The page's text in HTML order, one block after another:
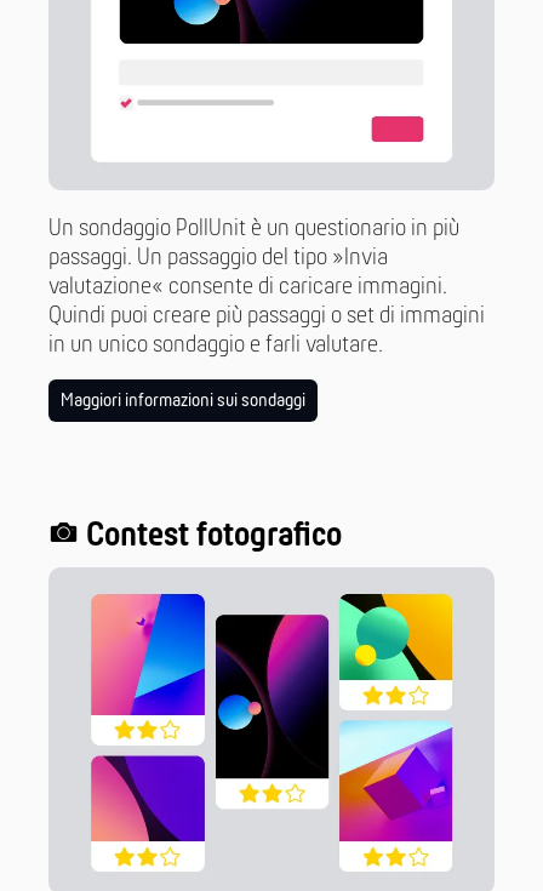
Un sondaggio PollUnit è un questionario in più
passaggi. Un passaggio del tipo »Invia
valutazione« consente di caricare immagini.
Quindi puoi creare più passaggi o set di immagini
in un unico sondaggio e farli valutare.
Maggiori informazioni sui sondaggi
Contest fotografico